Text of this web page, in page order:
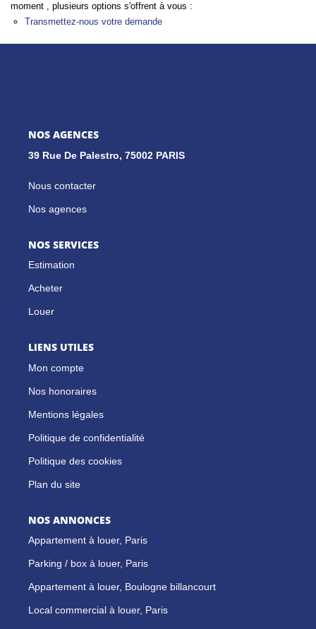
EXTRANET
moment , plusieurs options s'offrent à vous :
Transmettez-nous votre demande
NOS AGENCES
39 Rue De Palestro, 75002 PARIS
Nous contacter
Nos agences
NOS SERVICES
Estimation
Acheter
Louer
LIENS UTILES
Mon compte
Nos honoraires
Mentions légales
Politique de confidentialité
Politique des cookies
Plan du site
NOS ANNONCES
Appartement à louer, Paris
Parking / box à louer, Paris
Appartement à louer, Boulogne billancourt
Local commercial à louer, Paris